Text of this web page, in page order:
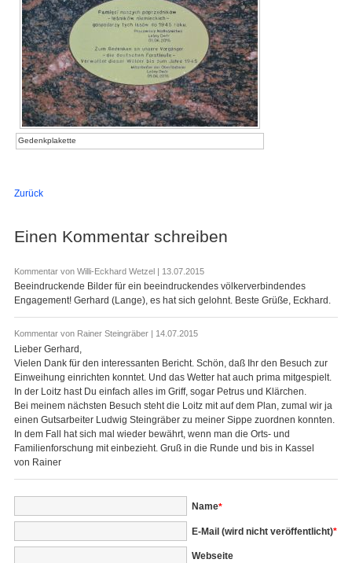
Gedenkplakette
Zurück
Einen Kommentar schreiben
Kommentar von Willi-Eckhard Wetzel | 13.07.2015
Beeindruckende Bilder für ein beeindruckendes völkerverbindendes
Engagement! Gerhard (Lange), es hat sich gelohnt. Beste Grüße, Eckhard.
Kommentar von Rainer Steingräber | 14.07.2015
Lieber Gerhard,
Vielen Dank für den interessanten Bericht. Schön, daß Ihr den Besuch zur
Einweihung einrichten konntet. Und das Wetter hat auch prima mitgespielt.
In der Loitz hast Du einfach alles im Griff, sogar Petrus und Klärchen.
Bei meinem nächsten Besuch steht die Loitz mit auf dem Plan, zumal wir ja
einen Gutsarbeiter Ludwig Steingräber zu meiner Sippe zuordnen konnten.
In dem Fall hat sich mal wieder bewährt, wenn man die Orts- und
Familienforschung mit einbezieht. Gruß in die Runde und bis in Kassel
von Rainer
Pflichtfeld
Name*
E-Mail (wird nicht veröffentlicht)*
Webseite